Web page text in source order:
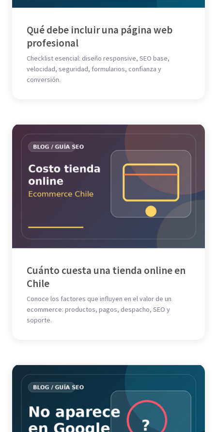
Qué debe incluir una página web
profesional
Checklist esencial: diseño responsive, SEO base,
velocidad, seguridad, formularios, confianza y
conversión.
Cuánto cuesta una tienda online en
Chile
Conoce los factores que influyen en el valor de un
ecommerce: productos, pagos, despacho, SEO y
soporte.